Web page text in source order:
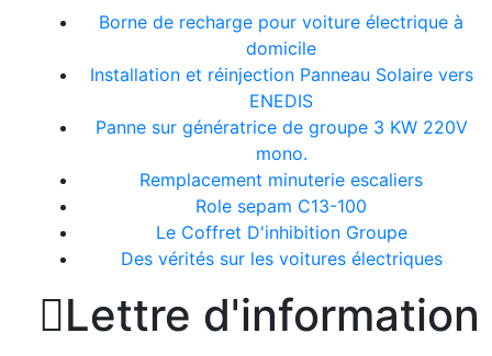
Borne de recharge pour voiture électrique à
domicile
Installation et réinjection Panneau Solaire vers
ENEDIS
Panne sur génératrice de groupe 3 KW 220V
mono.
Remplacement minuterie escaliers
Role sepam C13-100
Le Coffret D'inhibition Groupe
Des vérités sur les voitures électriques
Lettre d'information